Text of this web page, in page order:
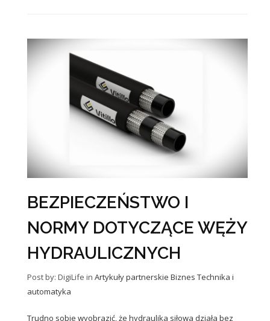
BEZPIECZEŃSTWO I
NORMY DOTYCZĄCE WĘŻY
HYDRAULICZNYCH
Post by: DigiLife in Artykuły partnerskie Biznes Technika i
automatyka
Trudno sobie wyobrazić, że hydraulika siłowa działa bez